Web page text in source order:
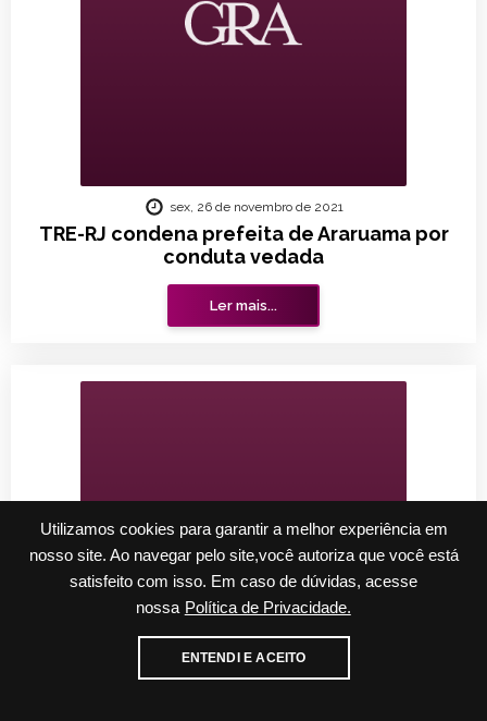
Utilizamos cookies para garantir a melhor experiência em
nosso site. Ao navegar pelo site,você autoriza que você está
satisfeito com isso. Em caso de dúvidas, acesse
nossa Política de Privacidade.
ENTENDI E ACEITO
TRE-RJ condena prefeita de Araruama por
conduta vedada
sex, 26 de novembro de 2021
Ler mais...
Cadastre-se para receber nossos informativos
E-mail WhatsApp